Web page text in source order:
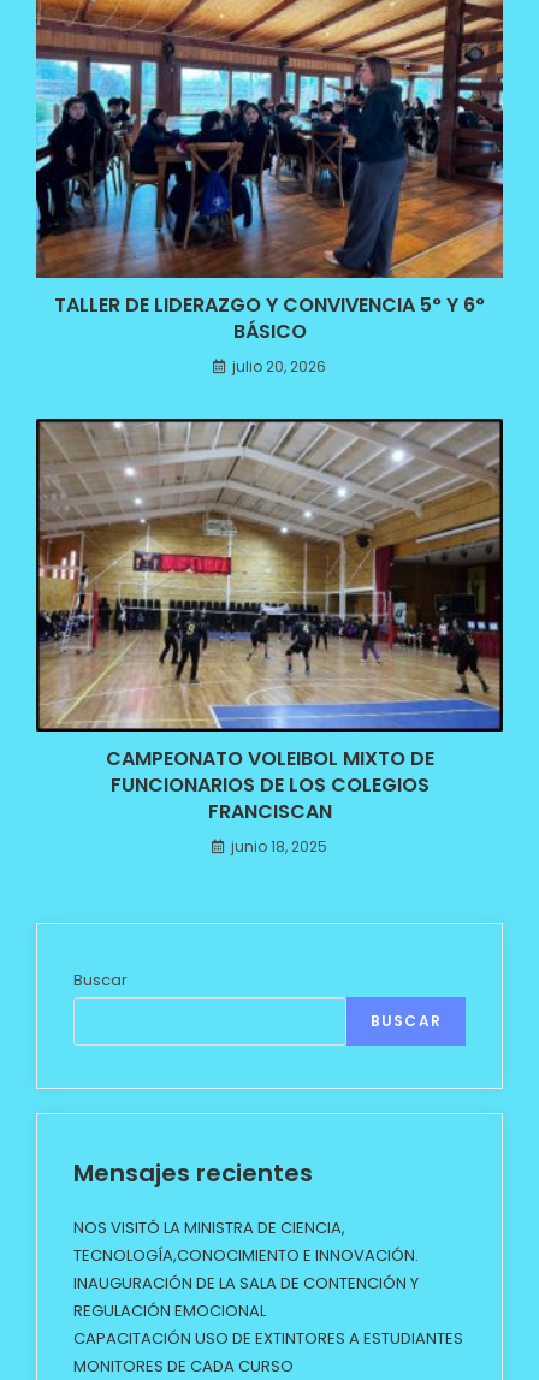
TALLER DE LIDERAZGO Y CONVIVENCIA 5° Y 6°
BÁSICO
julio 20, 2026
CAMPEONATO VOLEIBOL MIXTO DE
FUNCIONARIOS DE LOS COLEGIOS
FRANCISCAN
junio 18, 2025
Buscar
BUSCAR
Mensajes recientes
NOS VISITÓ LA MINISTRA DE CIENCIA,
TECNOLOGÍA,CONOCIMIENTO E INNOVACIÓN.
INAUGURACIÓN DE LA SALA DE CONTENCIÓN Y
REGULACIÓN EMOCIONAL
CAPACITACIÓN USO DE EXTINTORES A ESTUDIANTES
MONITORES DE CADA CURSO